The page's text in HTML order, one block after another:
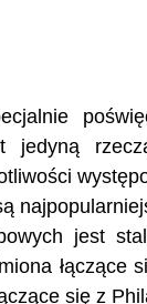
jedyną
jest
łączące
się z